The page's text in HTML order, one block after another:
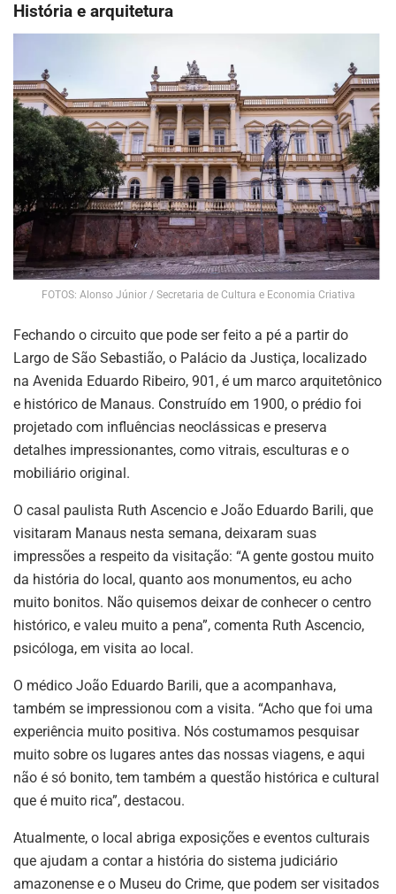
História e arquitetura
FOTOS: Alonso Júnior / Secretaria de Cultura e Economia Criativa
Fechando o circuito que pode ser feito a pé a partir do
Largo de São Sebastião, o Palácio da Justiça, localizado
na Avenida Eduardo Ribeiro, 901, é um marco arquitetônico
e histórico de Manaus. Construído em 1900, o prédio foi
projetado com influências neoclássicas e preserva
detalhes impressionantes, como vitrais, esculturas e o
mobiliário original.
O casal paulista Ruth Ascencio e João Eduardo Barili, que
visitaram Manaus nesta semana, deixaram suas
impressões a respeito da visitação: “A gente gostou muito
da história do local, quanto aos monumentos, eu acho
muito bonitos. Não quisemos deixar de conhecer o centro
histórico, e valeu muito a pena”, comenta Ruth Ascencio,
psicóloga, em visita ao local.
O médico João Eduardo Barili, que a acompanhava,
também se impressionou com a visita. “Acho que foi uma
experiência muito positiva. Nós costumamos pesquisar
muito sobre os lugares antes das nossas viagens, e aqui
não é só bonito, tem também a questão histórica e cultural
que é muito rica”, destacou.
Atualmente, o local abriga exposições e eventos culturais
que ajudam a contar a história do sistema judiciário
amazonense e o Museu do Crime, que podem ser visitados